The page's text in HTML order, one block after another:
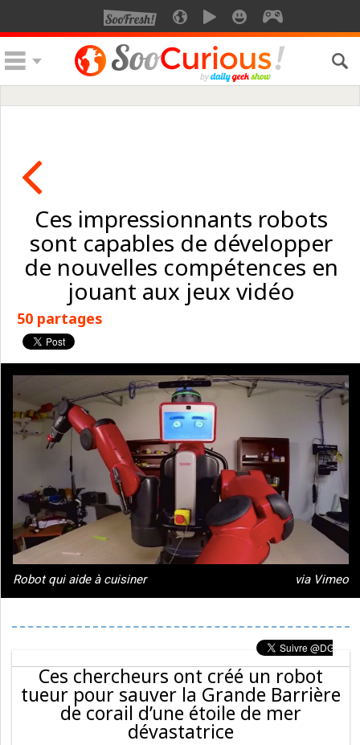
Ces impressionnants robots
sont capables de développer
de nouvelles compétences en
jouant aux jeux vidéo
50 partages
Robot qui aide à cuisiner via Vimeo
Ces chercheurs ont créé un robot
tueur pour sauver la Grande Barrière
de corail d’une étoile de mer
dévastatrice